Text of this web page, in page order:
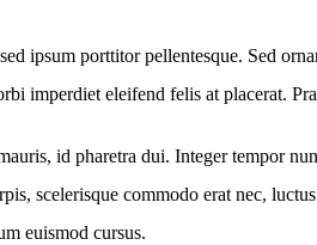
ipsum porttitor pellentesque. Sed
imperdiet eleifend felis at placerat.
id pharetra dui. Integer tempor
scelerisque commodo erat nec,
euismod cursus.